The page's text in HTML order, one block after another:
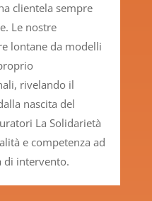
clientela sempre
Le nostre
lontane da modelli
rivelando il
nascita del
La Solidarietà
e competenza ad
di intervento.